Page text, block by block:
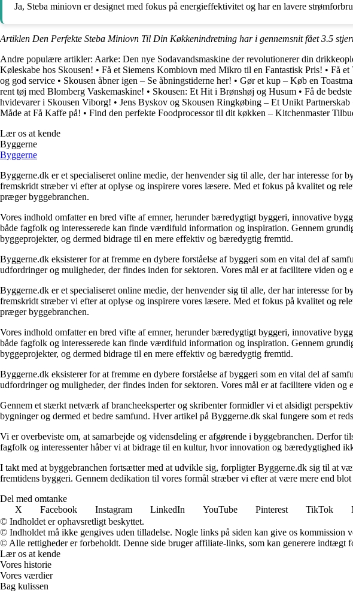
Ja, Steba miniovn er designet med fokus på energieffektivitet og har en lavere
Artiklen Den Perfekte Steba Miniovn Til Din Køkkenindretning har i gennemsnit fået3.5
Andre populære artikler: Aarke: Den nye Sodavandsmaskine der revolutionerer din
Køleskabe hos Skousen! • Få et Siemens Kombiovn med Mikro til en Fantastisk Pris! • Få et
og god service • Skousen åbner igen – Se åbningstiderne her! • Gør et kup – Køb en
rent tøj med Blomberg Vaskemaskine! • Skousen: Et Hit i Brønshøj og Husum • Få de
hvidevarer i Skousen Viborg! • Jens Byskov og Skousen Ringkøbing – Et Unikt Partnerskab
Måde at Få Kaffe på! • Find den perfekte Foodprocessor til dit køkken – Kitchenmaster
Lær os at kende
Byggerne
Byggerne
Byggerne.dk er et specialiseret online medie, der henvender sig til alle, der har interesse for
fremskridt stræber vi efter at oplyse og inspirere vores læsere. Med et fokus på kvalitet og
præger byggebranchen.
Vores indhold omfatter en bred vifte af emner, herunder bæredygtigt byggeri, innovative
både fagfolk og interesserede kan finde værdifuld information og inspiration. Gennem
byggeprojekter, og dermed bidrage til en mere effektiv og bæredygtig fremtid.
Byggerne.dk eksisterer for at fremme en dybere forståelse af byggeri som en vital del af
udfordringer og muligheder, der findes inden for sektoren. Vores mål er at facilitere viden
Byggerne.dk er et specialiseret online medie, der henvender sig til alle, der har interesse for
fremskridt stræber vi efter at oplyse og inspirere vores læsere. Med et fokus på kvalitet og
præger byggebranchen.
Vores indhold omfatter en bred vifte af emner, herunder bæredygtigt byggeri, innovative
både fagfolk og interesserede kan finde værdifuld information og inspiration. Gennem
byggeprojekter, og dermed bidrage til en mere effektiv og bæredygtig fremtid.
Byggerne.dk eksisterer for at fremme en dybere forståelse af byggeri som en vital del af
udfordringer og muligheder, der findes inden for sektoren. Vores mål er at facilitere viden
Gennem et stærkt netværk af brancheeksperter og skribenter formidler vi et alsidigt
bygninger og dermed et bedre samfund. Hver artikel på Byggerne.dk skal fungere som et
Vi er overbeviste om, at samarbejde og vidensdeling er afgørende i byggebranchen. Derfor
fagfolk og interessenter håber vi at bidrage til en kultur, hvor innovation og bæredygtighed
I takt med at byggebranchen fortsætter med at udvikle sig, forpligter Byggerne.dk sig til at
fremtidens byggeri. Gennem dedikation til vores formål stræber vi efter at være mere end
Del med omtanke
X
Facebook Instagram LinkedIn YouTube Pinterest TikTok
© Indholdet er ophavsretligt beskyttet.
© Indholdet må ikke gengives uden tilladelse. Nogle links på siden kan give os kommission
© Alle rettigheder er forbeholdt. Denne side bruger affiliate-links, som kan generere indtægt
Lær os at kende
Vores historie
Vores værdier
Bag kulissen